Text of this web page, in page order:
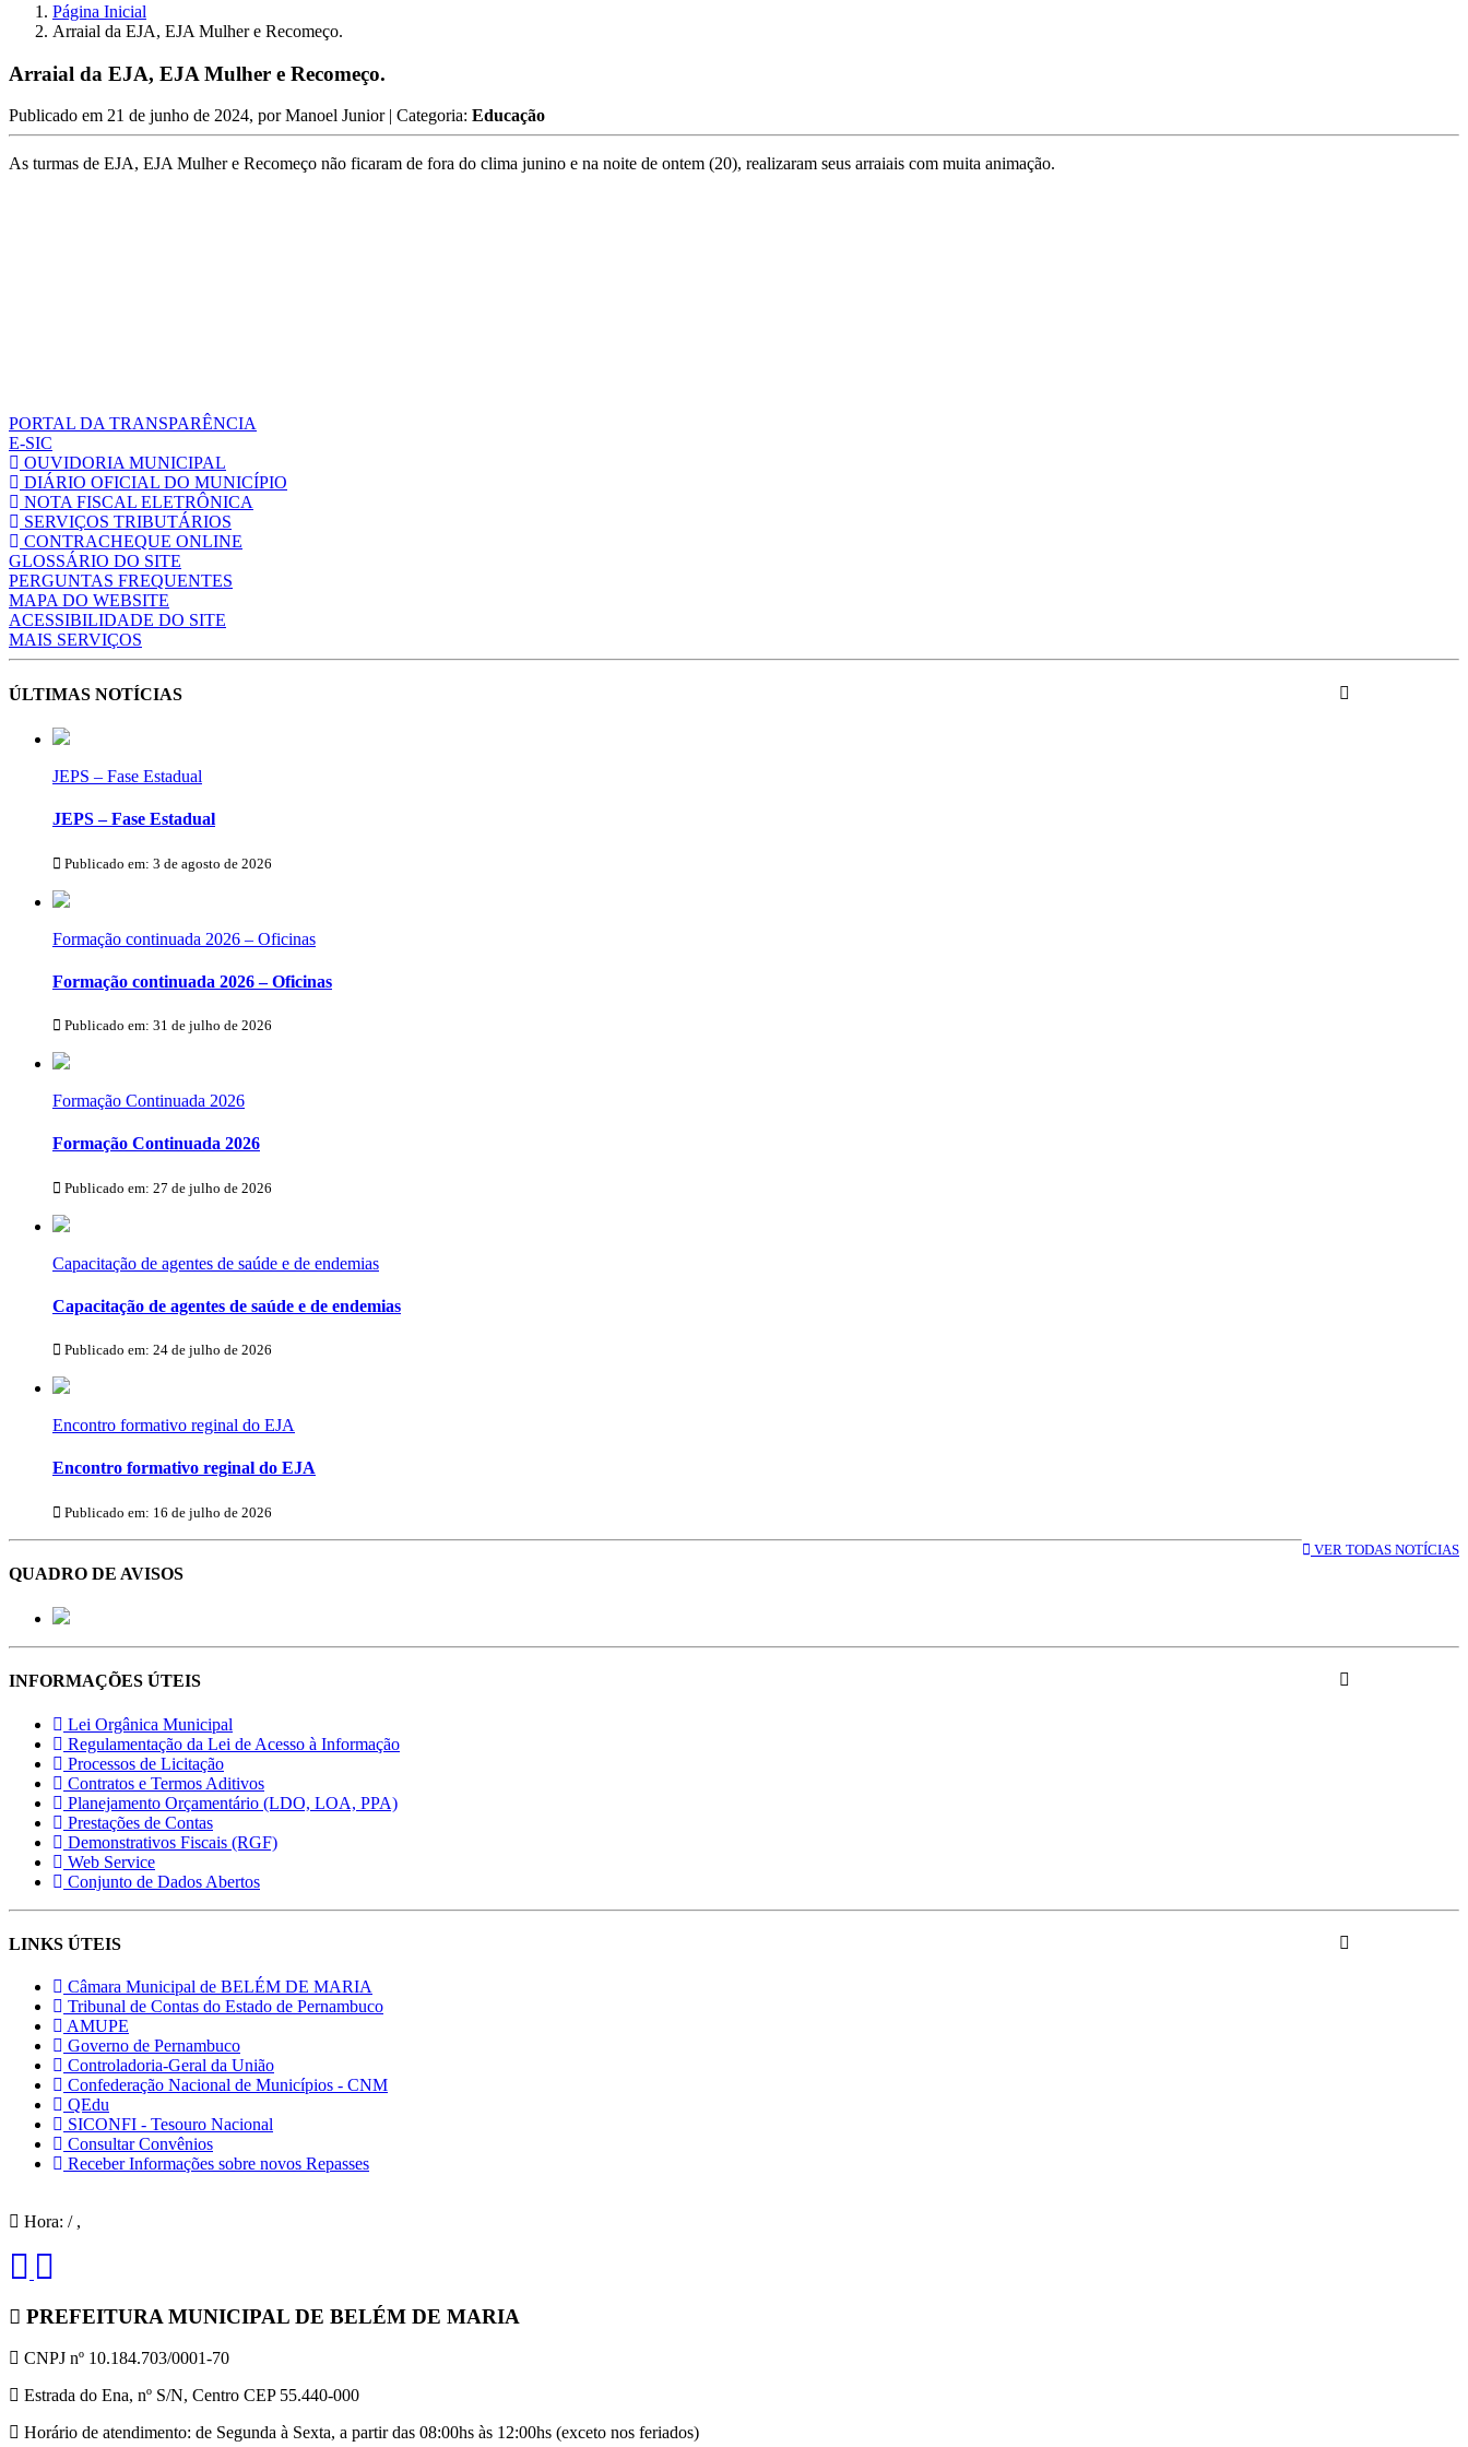
Página Inicial
Arraial da EJA, EJA Mulher e Recomeço.
Arraial da EJA, EJA Mulher e Recomeço.
Publicado em 21 de junho de 2024, porManoel Junior | Categoria: Educação
As turmas de EJA, EJA Mulher e Recomeço não ficaram de fora do clima junino e na noite de ontem (20), realizaram seus arraiais com muita animação.
PORTAL DA TRANSPARÊNCIA
E-SIC
OUVIDORIA MUNICIPAL
DIÁRIO OFICIAL DO MUNICÍPIO
NOTA FISCAL ELETRÔNICA
SERVIÇOS TRIBUTÁRIOS
CONTRACHEQUE ONLINE
GLOSSÁRIO DO SITE
PERGUNTAS FREQUENTES
MAPA DO WEBSITE
ACESSIBILIDADE DO SITE
MAIS SERVIÇOS
ÚLTIMAS NOTÍCIAS
JEPS – Fase Estadual
JEPS – Fase Estadual
Publicado em: 3 de agosto de 2026
Formação continuada 2026 – Oficinas
Formação continuada 2026 – Oficinas
Publicado em: 31 de julho de 2026
Formação Continuada 2026
Formação Continuada 2026
Publicado em: 27 de julho de 2026
Capacitação de agentes de saúde e de endemias
Capacitação de agentes de saúde e de endemias
Publicado em: 24 de julho de 2026
Encontro formativo reginal do EJA
Encontro formativo reginal do EJA
Publicado em: 16 de julho de 2026
VER TODAS NOTÍCIAS
QUADRO DE AVISOS
INFORMAÇÕES ÚTEIS
Lei Orgânica Municipal
Regulamentação da Lei de Acesso à Informação
Processos de Licitação
Contratos e Termos Aditivos
Planejamento Orçamentário (LDO, LOA, PPA)
Prestações de Contas
Demonstrativos Fiscais (RGF)
Web Service
Conjunto de Dados Abertos
LINKS ÚTEIS
Câmara Municipal de BELÉM DE MARIA
Tribunal de Contas do Estado de Pernambuco
AMUPE
Governo de Pernambuco
Controladoria-Geral da União
Confederação Nacional de Municípios - CNM
QEdu
SICONFI - Tesouro Nacional
Consultar Convênios
Receber Informações sobre novos Repasses
Hora: / ,
PREFEITURA MUNICIPAL DE BELÉM DE MARIA
CNPJ nº 10.184.703/0001-70
Estrada do Ena, nº S/N, Centro CEP 55.440-000
Horário de atendimento: de Segunda à Sexta, a partir das 08:00hs às 12:00hs (exceto nos feriados)